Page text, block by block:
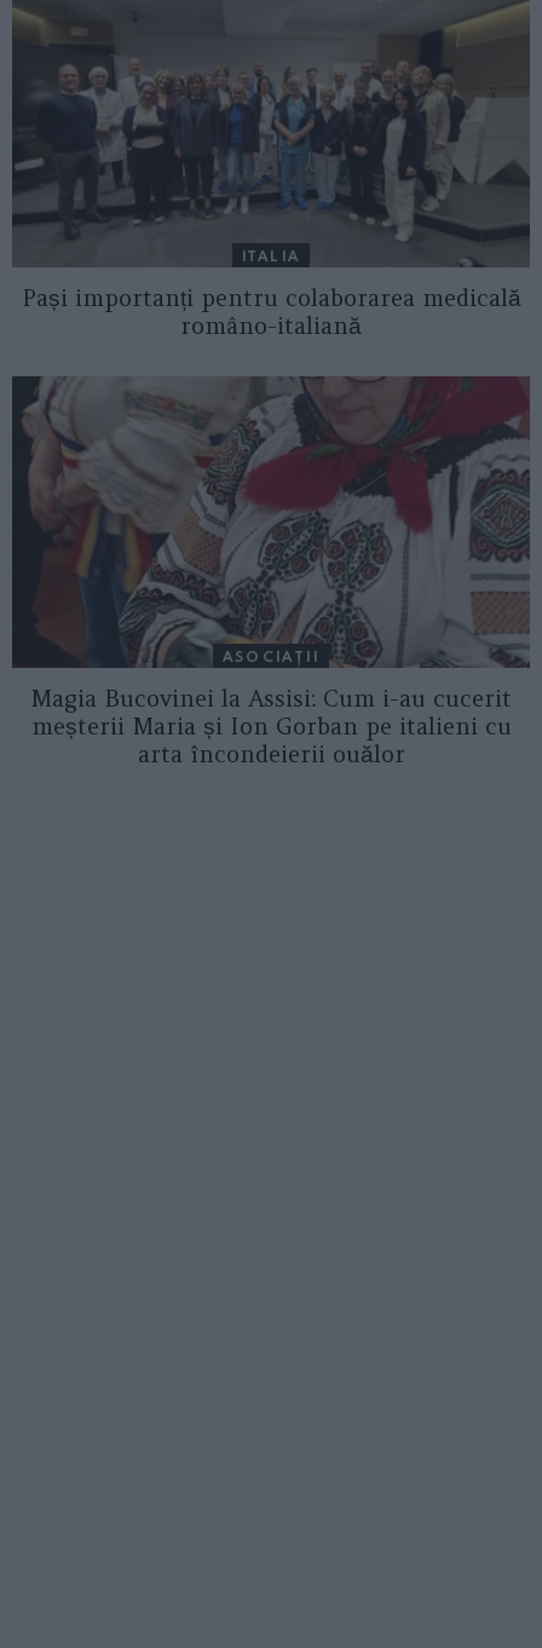
ITALIA
Pași importanți pentru colaborarea medicală
româno-italiană
ASOCIAŢII
Magia Bucovinei la Assisi: Cum i-au cucerit
meșterii Maria și Ion Gorban pe italieni cu
arta încondeierii ouălor